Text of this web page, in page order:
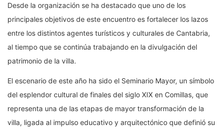
Desde la organización se ha destacado que uno de los
principales objetivos de este encuentro es fortalecer los lazos
entre los distintos agentes turísticos y culturales de Cantabria,
al tiempo que se continúa trabajando en la divulgación del
patrimonio de la villa.
El escenario de este año ha sido el Seminario Mayor, un símbolo
del esplendor cultural de finales del siglo XIX en Comillas, que
representa una de las etapas de mayor transformación de la
villa, ligada al impulso educativo y arquitectónico que definió su